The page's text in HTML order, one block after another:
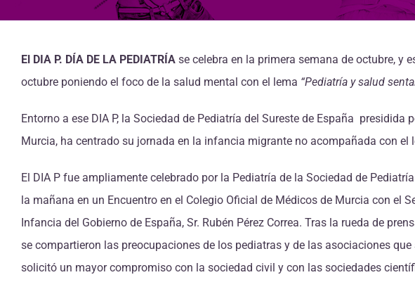
El DIA P. DÍA DE LA PEDIATRÍA se celebra en la primera semana de octubre, y
octubre poniendo el foco de la salud mental con el lema “Pediatría y salud
Entorno a ese DIA P, la Sociedad de Pediatría del Sureste de España presidida
Murcia, ha centrado su jornada en la infancia migrante no acompañada con el
El DIA P fue ampliamente celebrado por la Pediatría de la Sociedad de
la mañana en un Encuentro en el Colegio Oficial de Médicos de Murcia con el
Infancia del Gobierno de España, Sr. Rubén Pérez Correa. Tras la rueda de
se compartieron las preocupaciones de los pediatras y de las asociaciones
solicitó un mayor compromiso con la sociedad civil y con las sociedades